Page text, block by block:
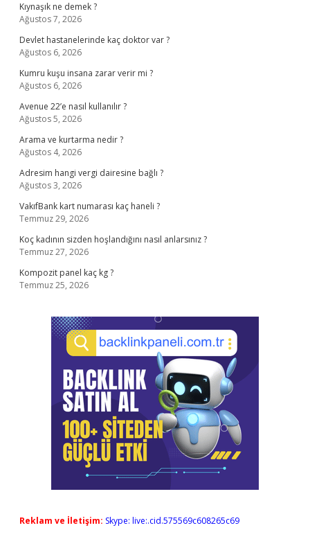
Kıynaşık ne demek ?
Ağustos 7, 2026
Devlet hastanelerinde kaç doktor var ?
Ağustos 6, 2026
Kumru kuşu insana zarar verir mi ?
Ağustos 6, 2026
Avenue 22’e nasıl kullanılır ?
Ağustos 5, 2026
Arama ve kurtarma nedir ?
Ağustos 4, 2026
Adresim hangi vergi dairesine bağlı ?
Ağustos 3, 2026
VakıfBank kart numarası kaç haneli ?
Temmuz 29, 2026
Koç kadının sizden hoşlandığını nasıl anlarsınız ?
Temmuz 27, 2026
Kompozit panel kaç kg ?
Temmuz 25, 2026
Reklam ve İletişim: Skype: live:.cid.575569c608265c69